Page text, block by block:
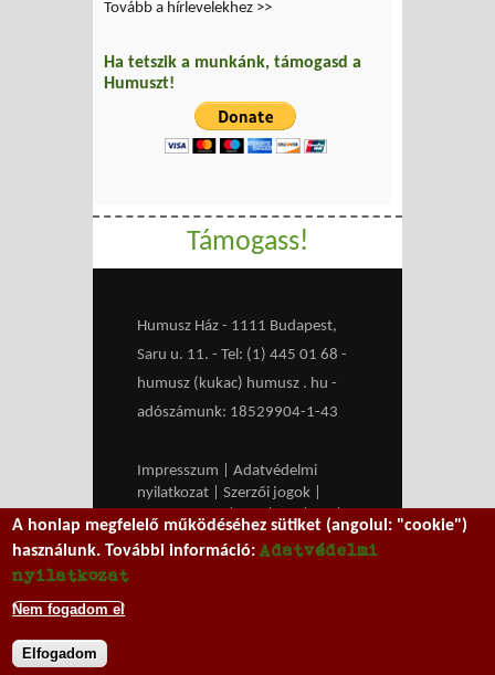
Tovább a hírlevelekhez >>
Ha tetszik a munkánk, támogasd a
Humuszt!
Támogass!
Humusz Ház - 1111 Budapest,
Saru u. 11. - Tel: (1) 445 01 68 -
humusz (kukac) humusz . hu -
adószámunk: 18529904-1-43
Impresszum
Adatvédelmi
nyilatkozat
Szerzői jogok
Médiaajánlat
RSS HU| EN
A honlap megfelelő működéséhez sütiket (angolul: "cookie")
használunk. További információ:Adatvédelmi
nyilatkozat
Nem fogadom el
Elfogadom